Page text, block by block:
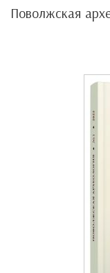
Поволжская